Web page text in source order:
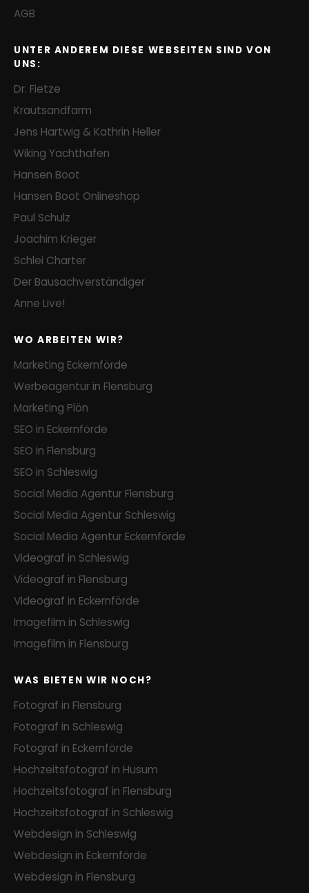
AGB
UNTER ANDEREM DIESE WEBSEITEN SIND VON
UNS:
Dr. Fietze
Krautsandfarm
Jens Hartwig & Kathrin Heller
Wiking Yachthafen
Hansen Boot
Hansen Boot Onlineshop
Paul Schulz
Joachim Krieger
Schlei Charter
Der Bausachverständiger
Anne Live!
WO ARBEITEN WIR?
Marketing Eckernförde
Werbeagentur in Flensburg
Marketing Plön
SEO in Eckernförde
SEO in Flensburg
SEO in Schleswig
Social Media Agentur Flensburg
Social Media Agentur Schleswig
Social Media Agentur Eckernförde
Videograf in Schleswig
Videograf in Flensburg
Videograf in Eckernförde
Imagefilm in Schleswig
Imagefilm in Flensburg
WAS BIETEN WIR NOCH?
Fotograf in Flensburg
Fotograf in Schleswig
Fotograf in Eckernförde
Hochzeitsfotograf in Husum
Hochzeitsfotograf in Flensburg
Hochzeitsfotograf in Schleswig
Webdesign in Schleswig
Webdesign in Eckernförde
Webdesign in Flensburg